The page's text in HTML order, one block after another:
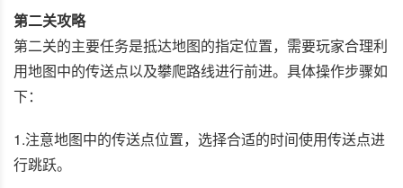
第二关攻略
第二关的主要任务是抵达地图的指定位置，需要玩家合理利
用地图中的传送点以及攀爬路线进行前进。具体操作步骤如
下：
1.注意地图中的传送点位置，选择合适的时间使用传送点进
行跳跃。